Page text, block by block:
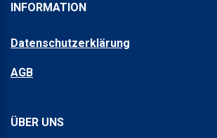
INFORMATION
Datenschutzerklärung
AGB
ÜBER UNS